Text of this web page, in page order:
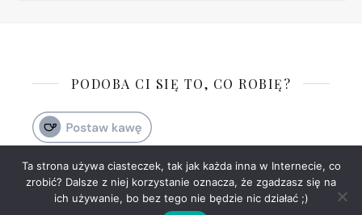
PODOBA CI SIĘ TO, CO ROBIĘ?
Polityka prywatności Kontakt
Ashe Motyw przez WP
Ta strona używa ciasteczek, tak jak każda inna w Internecie, co
zrobić? Dalsze z niej korzystanie oznacza, że zgadzasz się na
ich używanie, bo bez tego nie będzie nic działać ;)